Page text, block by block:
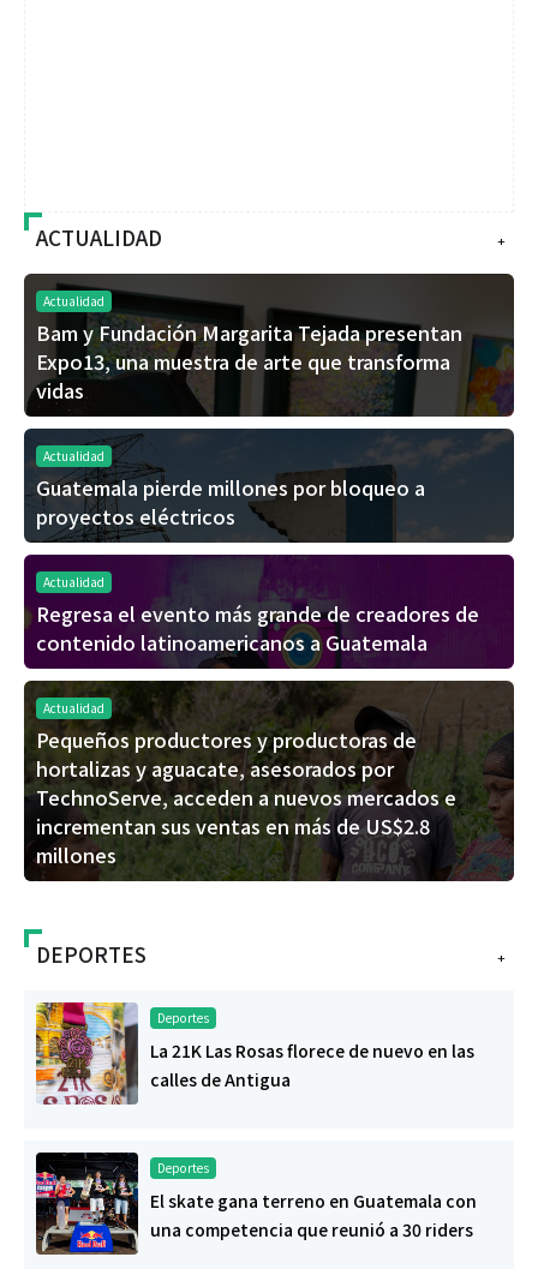
+
ACTUALIDAD
Actualidad
Bam y Fundación Margarita Tejada presentan
Expo13, una muestra de arte que transforma
vidas
Actualidad
Guatemala pierde millones por bloqueo a
proyectos eléctricos
Actualidad
Regresa el evento más grande de creadores de
contenido latinoamericanos a Guatemala
Actualidad
Pequeños productores y productoras de
hortalizas y aguacate, asesorados por
TechnoServe, acceden a nuevos mercados e
incrementan sus ventas en más de US$2.8
millones
+
DEPORTES
Deportes
La 21K Las Rosas florece de nuevo en las
calles de Antigua
Deportes
El skate gana terreno en Guatemala con
una competencia que reunió a 30 riders